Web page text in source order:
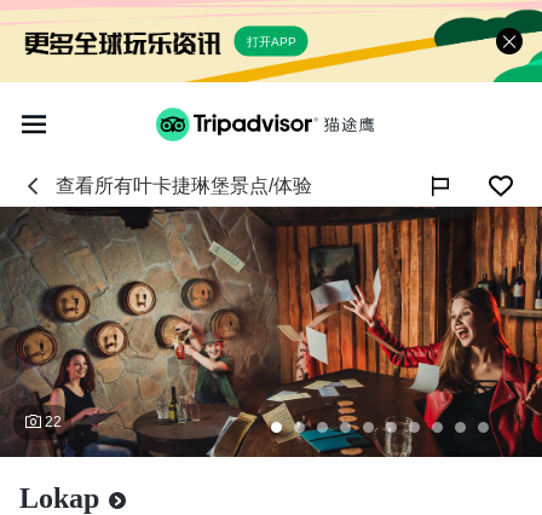
打开APP
查看所有叶卡捷琳堡景点/体验
 22
Lokap